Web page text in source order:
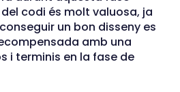
codi és molt valuosa, ja
un bon disseny es
amb una
i terminis en la fase de